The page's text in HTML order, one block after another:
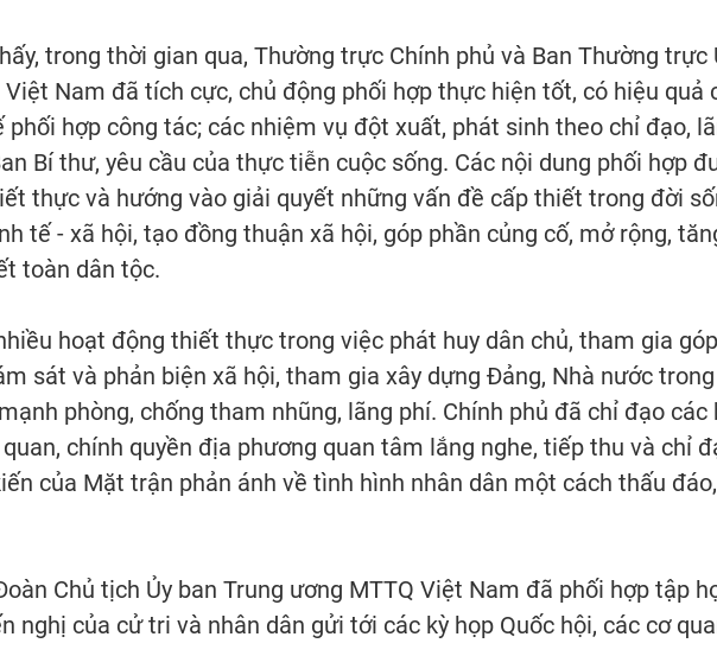
trong thời gian qua, Thường trực Chính phủ và Ban Thường trực
Việt Nam đã tích cực, chủ động phối hợp thực hiện tốt, có hiệu quả
phối hợp công tác; các nhiệm vụ đột xuất, phát sinh theo chỉ đạo,
Bí thư, yêu cầu của thực tiễn cuộc sống. Các nội dung phối hợp
thực và hướng vào giải quyết những vấn đề cấp thiết trong đời
tế - xã hội, tạo đồng thuận xã hội, góp phần củng cố, mở rộng,
toàn dân tộc.
hoạt động thiết thực trong việc phát huy dân chủ, tham gia
sát và phản biện xã hội, tham gia xây dựng Đảng, Nhà nước trong
phòng, chống tham nhũng, lãng phí. Chính phủ đã chỉ đạo các
chính quyền địa phương quan tâm lắng nghe, tiếp thu và chỉ
của Mặt trận phản ánh về tình hình nhân dân một cách thấu đáo,
Chủ tịch Ủy ban Trung ương MTTQ Việt Nam đã phối hợp tập
nghị của cử tri và nhân dân gửi tới các kỳ họp Quốc hội, các cơ